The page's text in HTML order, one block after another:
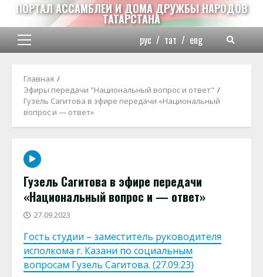
Перейти
содержимому
ПОРТАЛ АССАМБЛЕИ И ДОМА ДРУЖБЫ НАРОДОВ
ТАТАРСТАНА
Основное
рус / тат / eng
Главная
Эфиры передачи "Национальный вопрос и ответ"
Гузель Сагитова в эфире передачи «Национальный
вопрос и — ответ»
Гузель Сагитова в эфире передачи
«Национальный вопрос и — ответ»
27.09.2023
Гость студии – заместитель руководителя
исполкома г. Казани по социальным
вопросам Гузель Сагитова. (27.09.23)